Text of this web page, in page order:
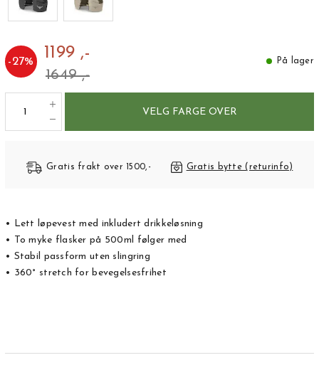
-27% 1199 ,-
1649 ,-
På lager
VELG FARGE OVER
Gratis frakt over 1500,- Gratis bytte (returinfo)
• Lett løpevest med inkludert drikkeløsning
• To myke flasker på 500ml følger med
• Stabil passform uten slingring
• 360° stretch for bevegelsesfrihet